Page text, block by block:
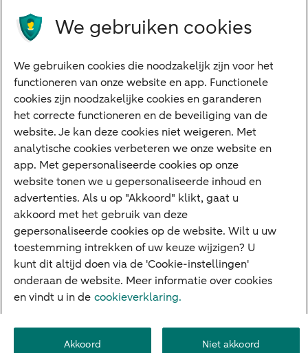
Contact
Vrijblijvende afspraak
Onze kantoren
Vacatures
Heeft u vragen?
Contact
We gebruiken cookies
We gebruiken cookies die noodzakelijk zijn voor het
functioneren van onze website en app. Functionele
cookies zijn noodzakelijke cookies en garanderen
het correcte functioneren en de beveiliging van de
website. Je kan deze cookies niet weigeren. Met
analytische cookies verbeteren we onze website en
app. Met gepersonaliseerde cookies op onze
website tonen we u gepersonaliseerde inhoud en
advertenties. Als u op "Akkoord" klikt, gaat u
akkoord met het gebruik van deze
gepersonaliseerde cookies op de website. Wilt u uw
toestemming intrekken of uw keuze wijzigen? U
kunt dit altijd doen via de 'Cookie-instellingen'
onderaan de website. Meer informatie over cookies
en vindt u in de cookieverklaring.
Akkoord Niet akkoord